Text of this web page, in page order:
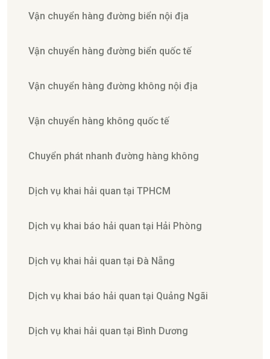
Vận chuyển hàng đường biển nội địa
Vận chuyển hàng đường biển quốc tế
Vận chuyển hàng đường không nội địa
Vận chuyển hàng không quốc tế
Chuyển phát nhanh đường hàng không
Dịch vụ khai hải quan tại TPHCM
Dịch vụ khai báo hải quan tại Hải Phòng
Dịch vụ khai hải quan tại Đà Nẵng
Dịch vụ khai báo hải quan tại Quảng Ngãi
Dịch vụ khai hải quan tại Bình Dương